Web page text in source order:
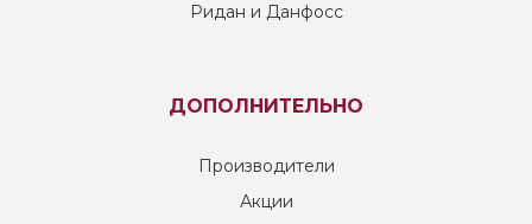
Ридан и Данфосс
ДОПОЛНИТЕЛЬНО
Производители
Акции